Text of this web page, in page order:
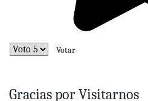
Por favor, vote
Gracias por Visitarnos